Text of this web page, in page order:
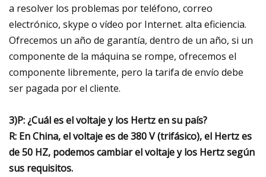
a resolver los problemas por teléfono, correo
electrónico, skype o vídeo por Internet. alta eficiencia.
Ofrecemos un año de garantía, dentro de un año, si un
componente de la máquina se rompe, ofrecemos el
componente libremente, pero la tarifa de envío debe
ser pagada por el cliente.
3)P: ¿Cuál es el voltaje y los Hertz en su país?
R: En China, el voltaje es de 380 V (trifásico), el Hertz es
de 50 HZ, podemos cambiar el voltaje y los Hertz según
sus requisitos.